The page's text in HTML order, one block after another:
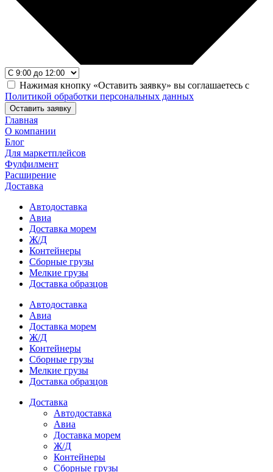
Нажимая кнопку «Оставить заявку» вы соглашаетесь с
Политикой обработки персональных данных
Оставить заявку
Главная
О компании
Блог
Для маркетплейсов
Фулфилмент
Расширение
Доставка
Автодоставка
Авиа
Доставка морем
Ж/Д
Контейнеры
Сборные грузы
Мелкие грузы
Доставка образцов
Автодоставка
Авиа
Доставка морем
Ж/Д
Контейнеры
Сборные грузы
Мелкие грузы
Доставка образцов
Доставка
Автодоставка
Авиа
Доставка морем
Ж/Д
Контейнеры
Сборные грузы